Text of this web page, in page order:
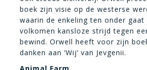
boek zijn visie op de westerse
waarin de enkeling ten onder gaat
volkomen kansloze strijd tegen
bewind. Orwell heeft voor zijn
danken aan ‘Wij’ van Jevgenii.